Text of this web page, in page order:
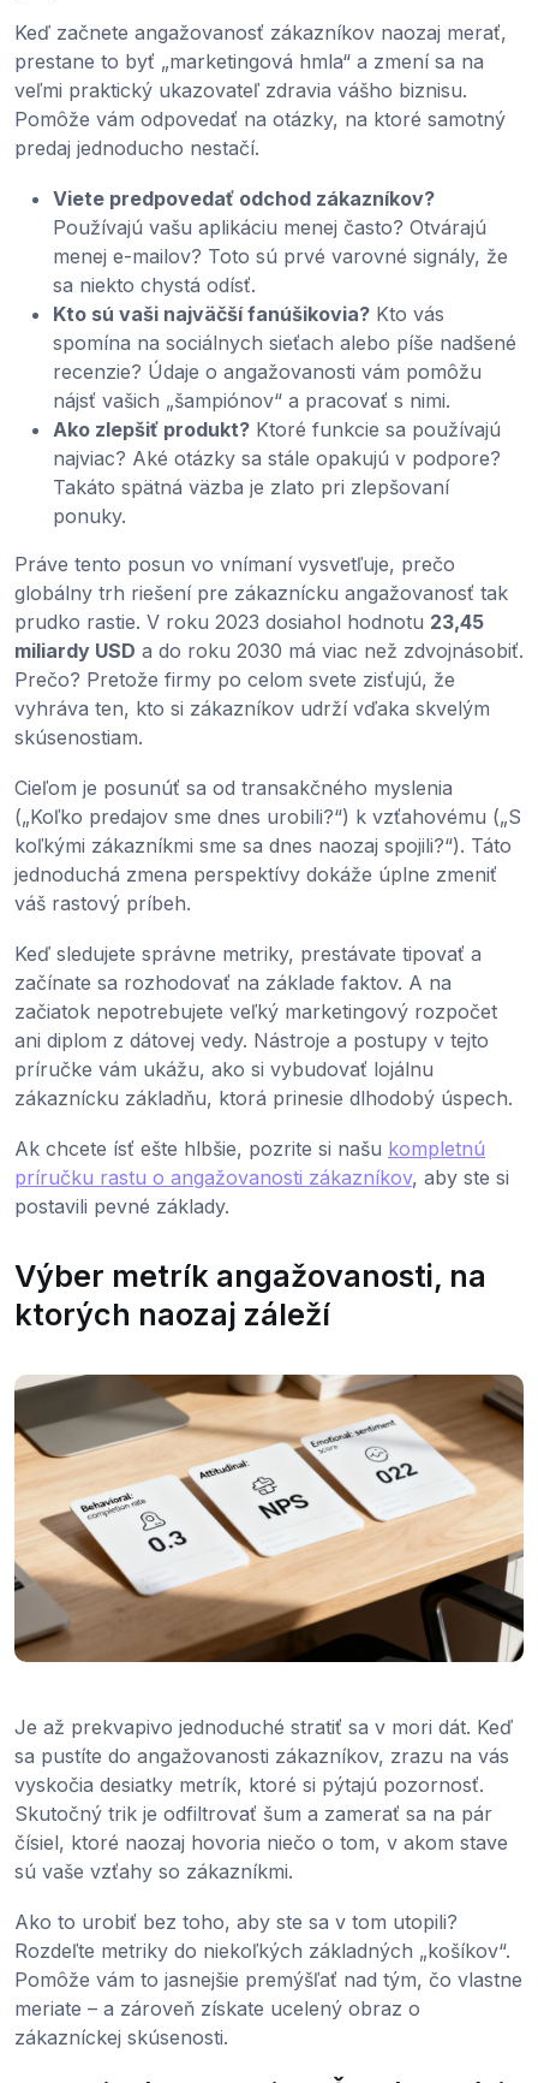
Keď začnete angažovanosť zákazníkov naozaj merať,
prestane to byť „marketingová hmla“ a zmení sa na
veľmi praktický ukazovateľ zdravia vášho biznisu.
Pomôže vám odpovedať na otázky, na ktoré samotný
predaj jednoducho nestačí.
Viete predpovedať odchod zákazníkov?
Používajú vašu aplikáciu menej často? Otvárajú
menej e-mailov? Toto sú prvé varovné signály, že
sa niekto chystá odísť.
Kto sú vaši najväčší fanúšikovia? Kto vás
spomína na sociálnych sieťach alebo píše nadšené
recenzie? Údaje o angažovanosti vám pomôžu
nájsť vašich „šampiónov“ a pracovať s nimi.
Ako zlepšiť produkt? Ktoré funkcie sa používajú
najviac? Aké otázky sa stále opakujú v podpore?
Takáto spätná väzba je zlato pri zlepšovaní
ponuky.
Práve tento posun vo vnímaní vysvetľuje, prečo
globálny trh riešení pre zákaznícku angažovanosť tak
prudko rastie. V roku 2023 dosiahol hodnotu 23,45
miliardy USD a do roku 2030 má viac než zdvojnásobiť.
Prečo? Pretože firmy po celom svete zisťujú, že
vyhráva ten, kto si zákazníkov udrží vďaka skvelým
skúsenostiam.
Cieľom je posunúť sa od transakčného myslenia
(„Koľko predajov sme dnes urobili?“) k vzťahovému („S
koľkými zákazníkmi sme sa dnes naozaj spojili?“). Táto
jednoduchá zmena perspektívy dokáže úplne zmeniť
váš rastový príbeh.
Keď sledujete správne metriky, prestávate tipovať a
začínate sa rozhodovať na základe faktov. A na
začiatok nepotrebujete veľký marketingový rozpočet
ani diplom z dátovej vedy. Nástroje a postupy v tejto
príručke vám ukážu, ako si vybudovať lojálnu
zákaznícku základňu, ktorá prinesie dlhodobý úspech.
Ak chcete ísť ešte hlbšie, pozrite si našu kompletnú
príručku rastu o angažovanosti zákazníkov, aby ste si
postavili pevné základy.
Výber metrík angažovanosti, na
ktorých naozaj záleží
Je až prekvapivo jednoduché stratiť sa v mori dát. Keď
sa pustíte do angažovanosti zákazníkov, zrazu na vás
vyskočia desiatky metrík, ktoré si pýtajú pozornosť.
Skutočný trik je odfiltrovať šum a zamerať sa na pár
čísiel, ktoré naozaj hovoria niečo o tom, v akom stave
sú vaše vzťahy so zákazníkmi.
Ako to urobiť bez toho, aby ste sa v tom utopili?
Rozdeľte metriky do niekoľkých základných „košíkov“.
Pomôže vám to jasnejšie premýšľať nad tým, čo vlastne
meriate – a zároveň získate ucelený obraz o
zákazníckej skúsenosti.